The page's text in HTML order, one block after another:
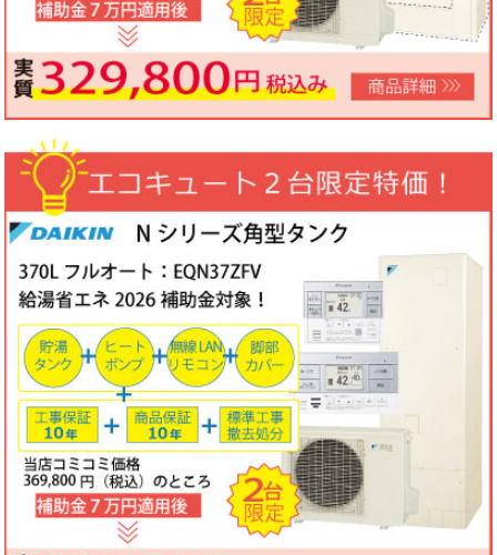
ノーリツビルトインコンロ「N3WV6M」工事費コミコミ特価！今
なら「ロティプレートS」プレゼント！3台限定コミコミ価格
79,800円！数量限定のため、なくなり次第終了となります。
2026年05月15日
目玉商品
パロマ屋外式エコジョーズふろ給湯器台数限定大特価！20号オート
FH-E2011SAWL(K)マルチリモコンセットMFC-250V・標準工事費
（処分込）10年商品・工事保証付
コミコミ価格136,800円～